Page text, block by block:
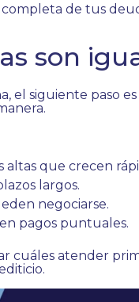
de tus
son
el siguiente paso
altas que crecen
largos.
negociarse.
pagos puntuales.
cuáles atender